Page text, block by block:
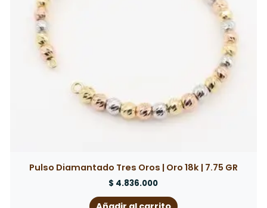
Pulso Diamantado Tres Oros | Oro 18k | 7.75 GR
$ 4.836.000